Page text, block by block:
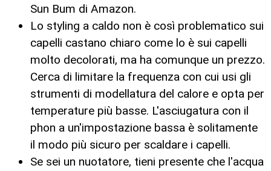
Sun Bum di Amazon.
Lo styling a caldo non è così problematico sui
capelli castano chiaro come lo è sui capelli
molto decolorati, ma ha comunque un prezzo.
Cerca di limitare la frequenza con cui usi gli
strumenti di modellatura del calore e opta per
temperature più basse. L'asciugatura con il
phon a un'impostazione bassa è solitamente
il modo più sicuro per scaldare i capelli.
Se sei un nuotatore, tieni presente che l'acqua